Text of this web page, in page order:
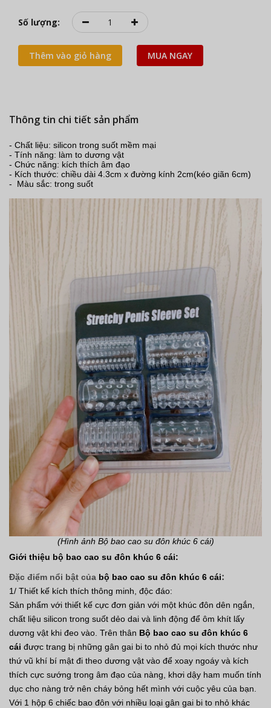
Số lượng:
Thêm vào giỏ hàng MUA NGAY
Thông tin chi tiết sản phẩm
- Chất liệu: silicon trong suốt mềm mại
- Tính năng: làm to dương vật
- Chức năng: kích thích âm đạo
- Kích thước: chiều dài 4.3cm x đường kính 2cm(kéo giãn 6cm)
- Màu sắc: trong suốt
(Hình ảnh Bộ bao cao su đôn khúc 6 cái)
Giới thiệu bộ bao cao su đôn khúc 6 cái:
Đặc điểm nổi bật của bộ bao cao su đôn khúc 6 cái:
1/ Thiết kế kích thích thông minh, độc đáo:
Sản phẩm với thiết kế cực đơn giản với một khúc đôn dên ngắn,
chất liệu silicon trong suốt dẻo dai và linh động để ôm khít lấy
dương vật khi đeo vào. Trên thân Bộ bao cao su đôn khúc 6
cái được trang bị những gân gai bi to nhỏ đủ mọi kích thước như
thứ vũ khí bí mật đi theo dương vật vào để xoay ngoáy và kích
thích cực sướng trong âm đạo của nàng, khơi dậy ham muốn tính
dục cho nàng trở nên cháy bỏng hết mình với cuộc yêu của bạn.
Với 1 hộp 6 chiếc bao đôn với nhiều loại gân gai bi to nhỏ khác